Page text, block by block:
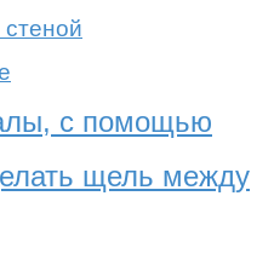
с помощью
щель между